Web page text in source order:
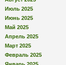
Июль 2025
Июнь 2025
Май 2025
Апрель 2025
Март 2025
Февраль 2025
Январь 2025